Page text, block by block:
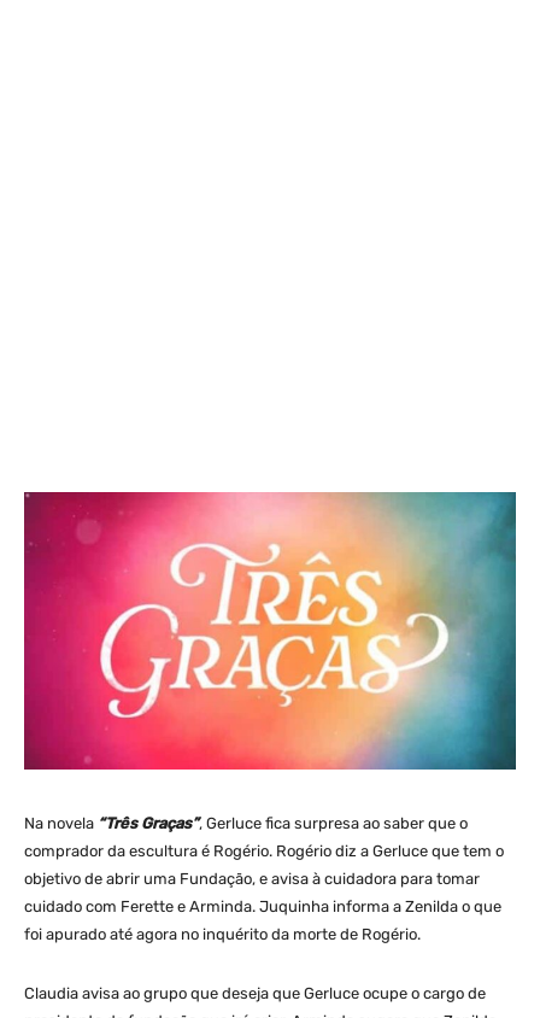
Na novela “Três Graças”, Gerluce fica surpresa ao saber que o
comprador da escultura é Rogério. Rogério diz a Gerluce que tem o
objetivo de abrir uma Fundação, e avisa à cuidadora para tomar
cuidado com Ferette e Arminda. Juquinha informa a Zenilda o que
foi apurado até agora no inquérito da morte de Rogério.
Claudia avisa ao grupo que deseja que Gerluce ocupe o cargo de